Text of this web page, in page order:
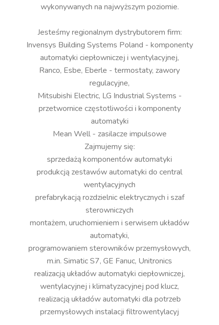
wykonywanych na najwyższym poziomie.
Jesteśmy regionalnym dystrybutorem firm:
Invensys Building Systems Poland - komponenty
automatyki ciepłowniczej i wentylacyjnej,
Ranco, Esbe, Eberle - termostaty, zawory
regulacyjne,
Mitsubishi Electric, LG Industrial Systems -
przetwornice częstotliwości i komponenty
automatyki
Mean Well - zasilacze impulsowe
Zajmujemy się:
sprzedażą komponentów automatyki
produkcją zestawów automatyki do central
wentylacyjnych
prefabrykacją rozdzielnic elektrycznych i szaf
sterowniczych
montażem, uruchomieniem i serwisem układów
automatyki,
programowaniem sterowników przemysłowych,
m.in. Simatic S7, GE Fanuc, Unitronics
realizacją układów automatyki ciepłowniczej,
wentylacyjnej i klimatyzacyjnej pod klucz,
realizacją układów automatyki dla potrzeb
przemysłowych instalacji filtrowentylacyj